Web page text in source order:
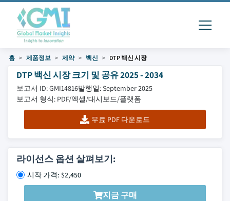
홈 제품정보 제약 백신 DTP 백신 시장
DTP 백신 시장 크기 및 공유 2025 - 2034
보고서 ID: GMI14816발행일: September 2025
보고서 형식: PDF/엑셀/대시보드/플랫폼
무료 PDF 다운로드
라이선스 옵션 살펴보기:
시작 가격: $2,450
지금 구매